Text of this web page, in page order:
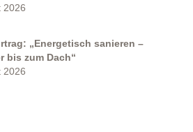
2026
„Energetisch sanieren –
bis zum Dach“
2026